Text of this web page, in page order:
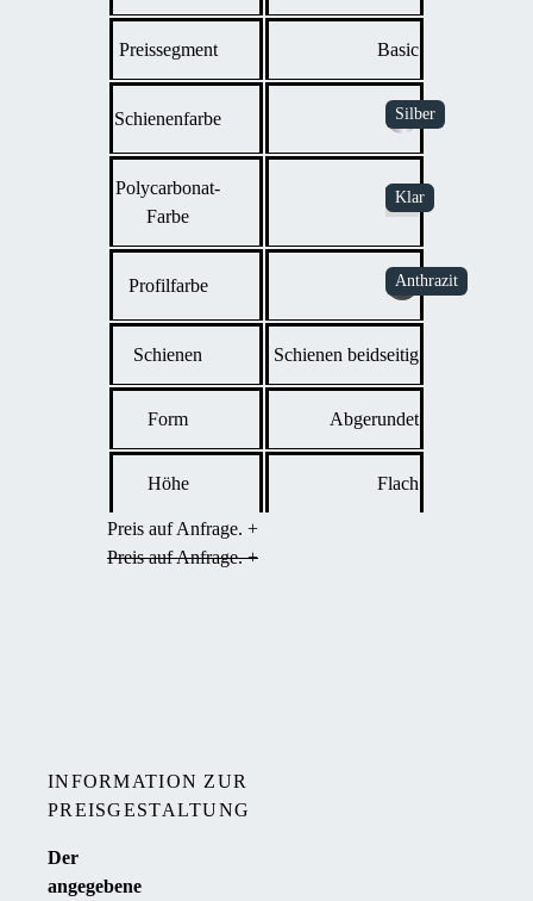
Preissegment Basic
Schienenfarbe
Polycarbonat-
Farbe
Profilfarbe
Schienen Schienen beidseitig
Form Abgerundet
Höhe Flach
Preis auf Anfrage. +
Preis auf Anfrage. +
INFORMATION ZUR
PREISGESTALTUNG
Der
angegebene